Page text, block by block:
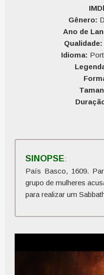
Gênero:
Ano de
Qualidade:
Idioma:
SINOPSE:
País Basco, 1609.
grupo de mulheres
para realizar um